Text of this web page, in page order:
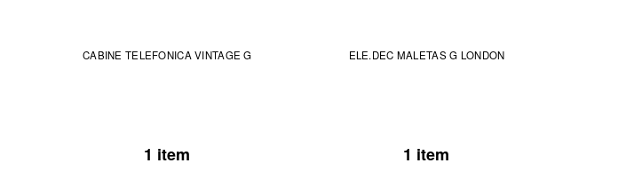
CABINE TELEFONICA VINTAGE G
1 item
ELE.DEC MALETAS G LONDON
1 item